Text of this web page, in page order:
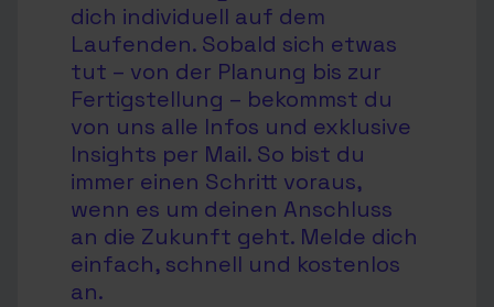
dich individuell auf dem
Laufenden. Sobald sich etwas
tut – von der Planung bis zur
Fertigstellung – bekommst du
von uns alle Infos und exklusive
Insights per Mail. So bist du
immer einen Schritt voraus,
wenn es um deinen Anschluss
an die Zukunft geht. Melde dich
einfach, schnell und kostenlos
an.